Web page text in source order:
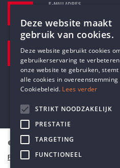
E-MAILADRES
Pottenbrug 4
Antwerpen, 2000
© Humanistisch Verbond 2026
Privacy
Deze website maakt
gebruik van cookies.
Deze website gebruikt cookies
gebruikerservaring te
onze website te gebruiken,
alle cookies in overeenstemming
Cookiebeleid. Lees verder
STRIKT NOODZAKELIJK
PRESTATIE
TARGETING
FUNCTIONEEL